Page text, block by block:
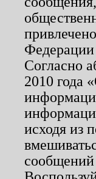
Согласно
2010 года
исходя из
сообщений